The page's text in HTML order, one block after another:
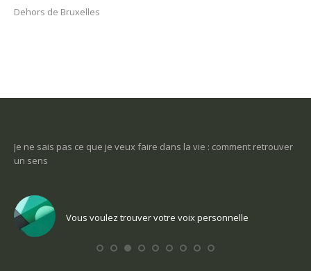
Dehors de Bruxelles
Je ne sais pas ce que je veux faire dans la vie : comment retrouver
un sens
Vous voulez trouver votre voix personnelle